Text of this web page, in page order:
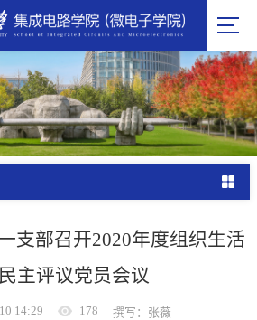
支部召开2020年度组织生活
主评议党员会议
14:29 178 撰写：张薇